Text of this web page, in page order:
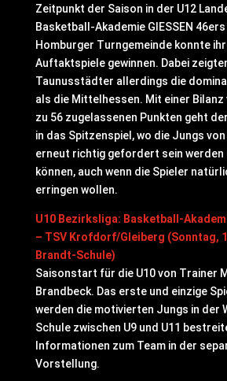
Zeitpunkt der Saison in der U12
Basketball-Akademie GIESSEN
Homburger Turngemeinde konnte
Auftaktspiele gewinnen. Dabei
Taunusstädter allerdings die
als die Mittelhessen. Mit einer Bilanz
zu 56 zugelassenen Punkten geht
in das Spitzenspiel, wo die Jungs
erneut richtig gefordert sein werden
können, auch wenn die Spieler
erringen wollen.
U10 Bezirksliga: Basketball-
– TSV Krofdorf/Gleiberg (Sonntag,
Brandt-Schule)
Saisonstart für die U10 von Trainer
Brandbeck. Das erste und einzige
werden die motivierten Jungs in der
Schule zwischen U9 und U11
Informationen zum Team in der
Vorstellung.